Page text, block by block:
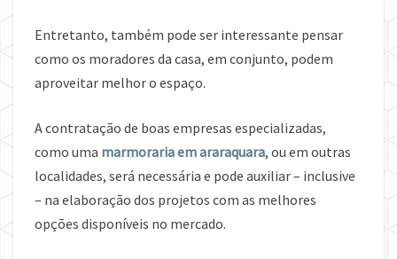
Entretanto, também pode ser interessante pensar
como os moradores da casa, em conjunto, podem
aproveitar melhor o espaço.
A contratação de boas empresas especializadas,
como uma marmoraria em araraquara, ou em outras
localidades, será necessária e pode auxiliar – inclusive
– na elaboração dos projetos com as melhores
opções disponíveis no mercado.